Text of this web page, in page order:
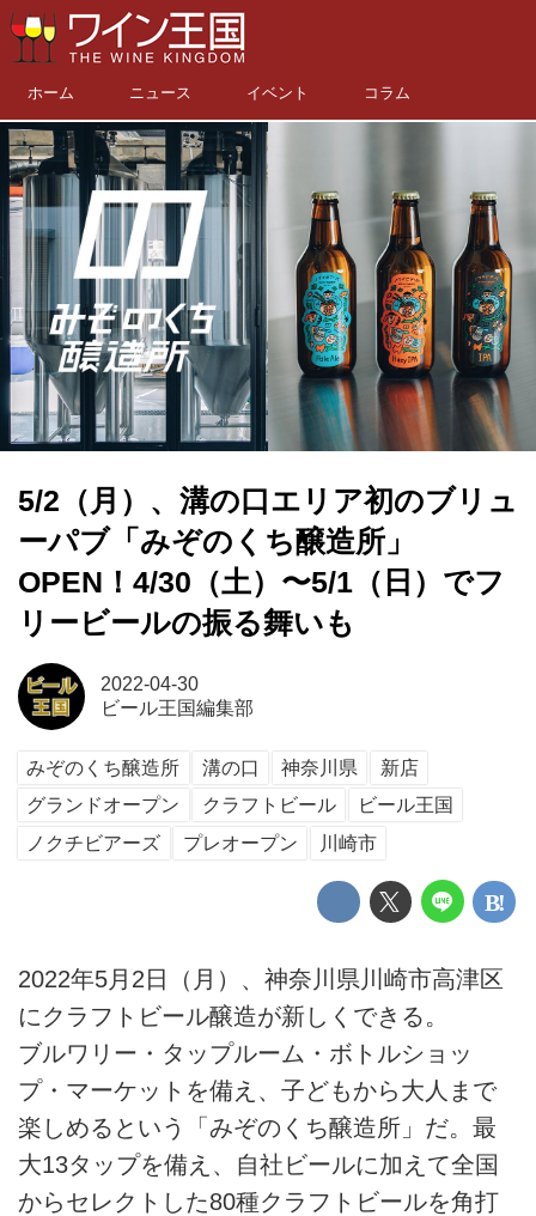
ホーム ニュース イベント コラム
5/2（月）、溝の口エリア初のブリュ
ーパブ「みぞのくち醸造所」
OPEN！4/30（土）〜5/1（日）でフ
リービールの振る舞いも
2022-04-30
ビール王国編集部
みぞのくち醸造所 溝の口 神奈川県
新店
グランドオープン
クラフトビール
ビール王国
ノクチビアーズ
プレオープン 川崎市
2022年5月2日（月）、神奈川県川崎市高津区
にクラフトビール醸造が新しくできる。
ブルワリー・タップルーム・ボトルショッ
プ・マーケットを備え、子どもから大人まで
楽しめるという「みぞのくち醸造所」だ。最
大13タップを備え、自社ビールに加えて全国
からセレクトした80種クラフトビールを角打